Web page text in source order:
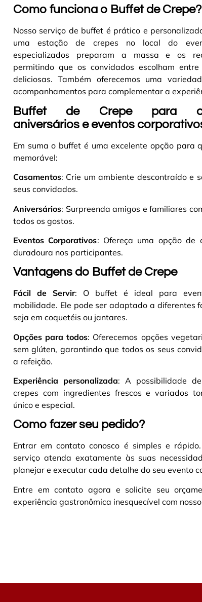
Como funciona o Buffet de Crepe?
Nosso serviço de buffet é prático e
uma estação de crepes no local do
especializados preparam a massa e os
permitindo que os convidados escolham entre
deliciosas. Também oferecemos uma
acompanhamentos para complementar a
Buffet de Crepe para
aniversários e eventos
Em suma o buffet é uma excelente opção para
memorável:
Casamentos: Crie um ambiente descontraído e
seus convidados.
Aniversários: Surpreenda amigos e familiares
todos os gostos.
Eventos Corporativos: Ofereça uma opção de
duradoura nos participantes.
Vantagens do Buffet de Crepe
Fácil de Servir: O buffet é ideal para
mobilidade. Ele pode ser adaptado a diferentes
seja em coquetéis ou jantares.
Opções para todos: Oferecemos opções
sem glúten, garantindo que todos os seus
a refeição.
Experiência personalizada: A possibilidade
crepes com ingredientes frescos e variados
único e especial.
Como fazer seu pedido?
Entrar em contato conosco é simples e
serviço atenda exatamente às suas
planejar e executar cada detalhe do seu evento
Entre em contato agora e solicite seu
experiência gastronômica inesquecível com